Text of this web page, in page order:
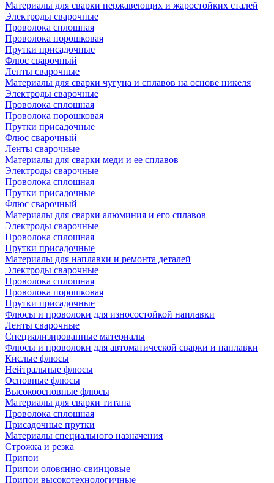
Материалы для сварки нержавеющих и жаростойких сталей
Электроды сварочные
Проволока сплошная
Проволока порошковая
Прутки присадочные
Флюс сварочный
Ленты сварочные
Материалы для сварки чугуна и сплавов на основе никеля
Электроды сварочные
Проволока сплошная
Проволока порошковая
Прутки присадочные
Флюс сварочный
Ленты сварочные
Материалы для сварки меди и ее сплавов
Электроды сварочные
Проволока сплошная
Прутки присадочные
Флюс сварочный
Материалы для сварки алюминия и его сплавов
Электроды сварочные
Проволока сплошная
Прутки присадочные
Материалы для наплавки и ремонта деталей
Электроды сварочные
Проволока сплошная
Проволока порошковая
Прутки присадочные
Флюсы и проволоки для износостойкой наплавки
Ленты сварочные
Специализированные материалы
Флюсы и проволоки для автоматической сварки и наплавки
Кислые флюсы
Нейтральные флюсы
Основные флюсы
Высокоосновные флюсы
Материалы для сварки титана
Проволока сплошная
Присадочные прутки
Материалы специального назначения
Строжка и резка
Припои
Припои оловянно-свинцовые
Припои высокотехнологичные